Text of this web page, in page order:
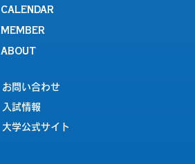
CALENDAR
MEMBER
ABOUT
お問い合わせ
入試情報
大学公式サイト